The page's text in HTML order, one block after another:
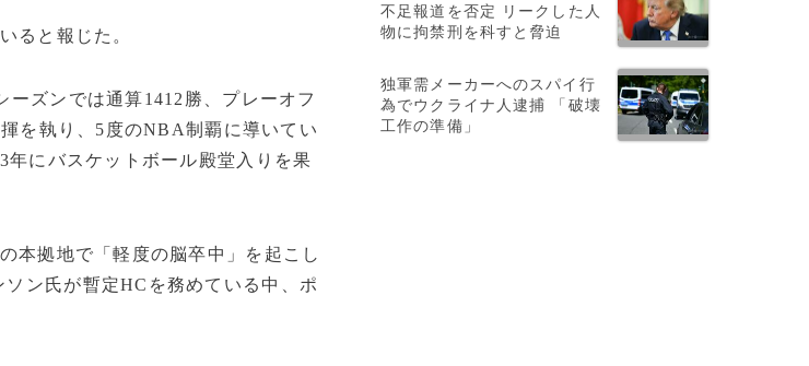
ると報じた。
ズンでは通算1412勝、プレーオフ
を執り、5度のNBA制覇に導いてい
にバスケットボール殿堂入りを果
本拠地で「軽度の脳卒中」を起こし
ン氏が暫定HCを務めている中、ポ
不足報道を否定 リークした人
物に拘禁刑を科すと脅迫
独軍需メーカーへのスパイ行
為でウクライナ人逮捕 「破壊
工作の準備」